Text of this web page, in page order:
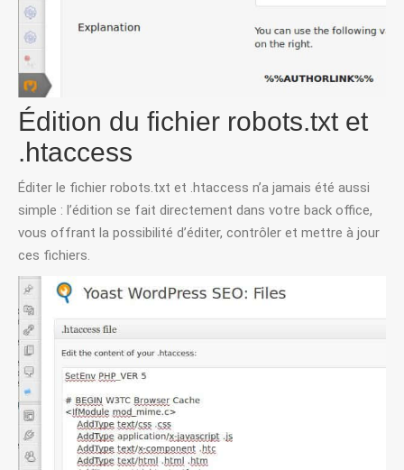
Édition du fichier robots.txt et
.htaccess
Éditer le fichier robots.txt et .htaccess n’a jamais été aussi
simple : l’édition se fait directement dans votre back office,
vous offrant la possibilité d’éditer, contrôler et mettre à jour
ces fichiers.